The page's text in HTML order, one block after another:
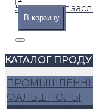
В корзину
КАТАЛОГ
ФАЛЬШПОЛЫ